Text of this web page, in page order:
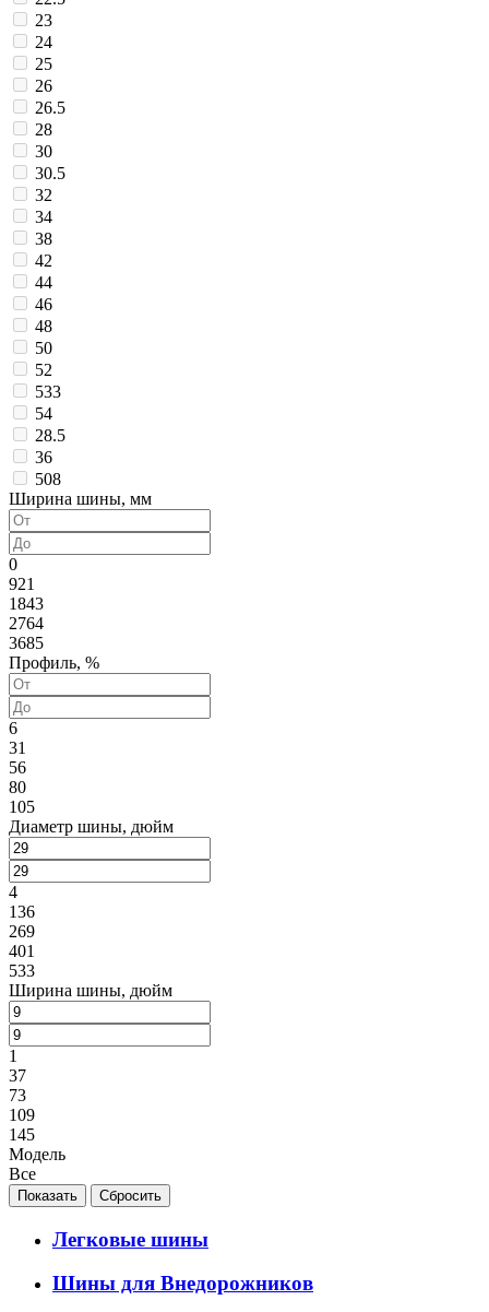
23
24
25
26
26.5
28
30
30.5
32
34
38
42
44
46
48
50
52
533
54
28.5
36
508
Ширина шины, мм
0
921
1843
2764
3685
Профиль, %
6
31
56
80
105
Диаметр шины, дюйм
4
136
269
401
533
Ширина шины, дюйм
1
37
73
109
145
Модель
Все
Легковые шины
Шины для Внедорожников